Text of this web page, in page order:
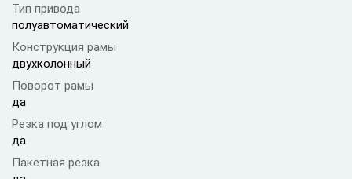
Тип привода
полуавтоматический
Конструкция рамы
двухколонный
Поворот рамы
да
Резка под углом
да
Пакетная резка